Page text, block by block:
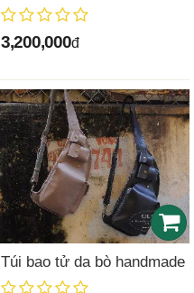
3,200,000đ
Túi bao tử da bò handmade